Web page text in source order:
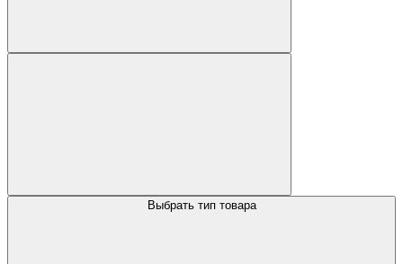
Выбрать тип товара